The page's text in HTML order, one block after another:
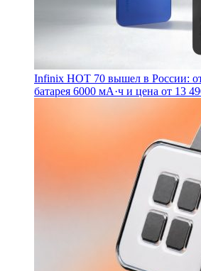
Infinix HOT 70 вышел в России:
батарея 6000 мА·ч и цена от 13